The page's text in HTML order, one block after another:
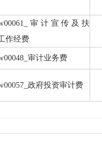
审计宣传及扶
作经费
审计业务费
政府投资审计费